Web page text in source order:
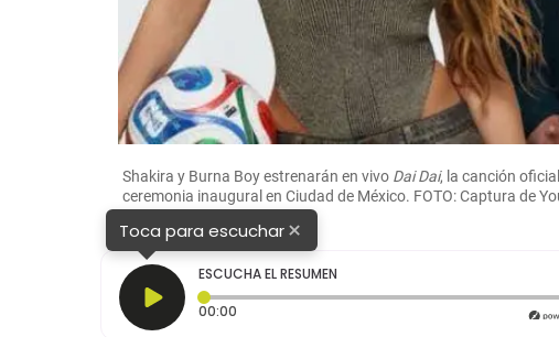
Shakira y Burna Boy estrenarán en vivo Dai Dai, la canción
ceremonia inaugural en Ciudad de México. FOTO: Captura de
Toca para escuchar×
ESCUCHA EL RESUMEN
00:00